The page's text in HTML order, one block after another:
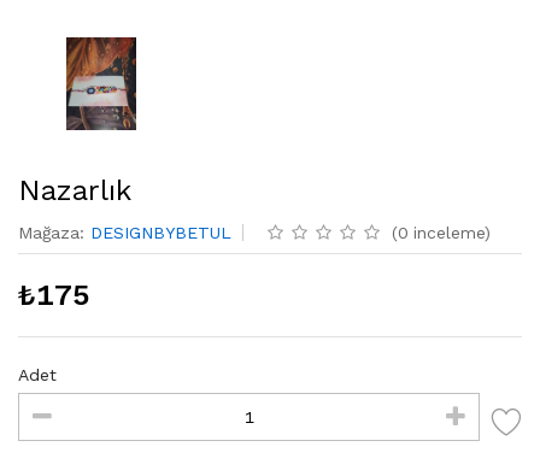
Nazarlık
Mağaza: DESIGNBYBETUL (0 inceleme)
₺175
Adet